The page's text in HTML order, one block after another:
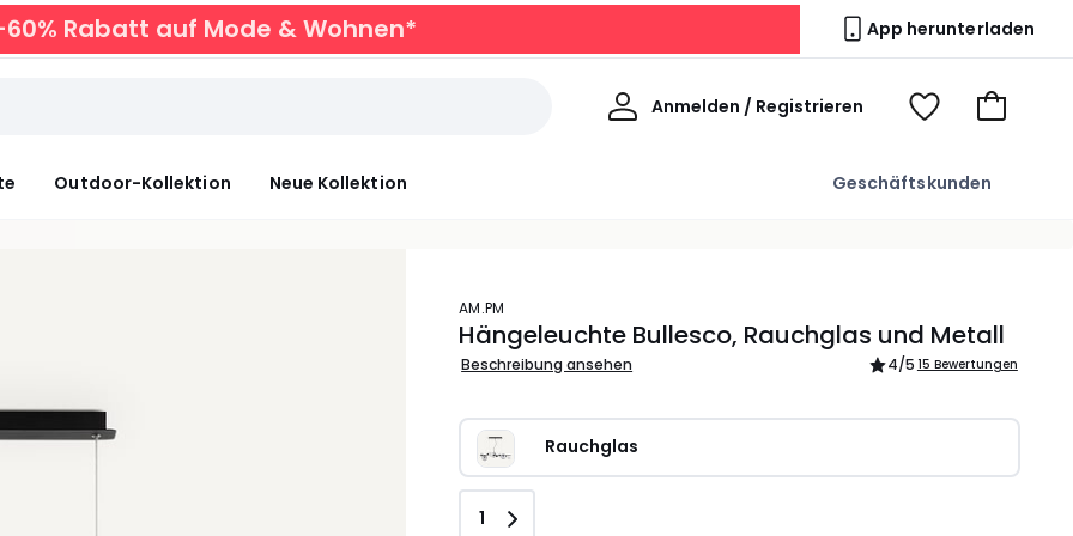
-60% Rabatt auf Mode & Wohnen* App herunterladen
Outdoor-Kollektion Neue Kollektion Geschäftskunden
Anmelden / Registrieren
Willkommen
Voir
Zum
AM.PM
Hängeleuchte Bullesco, Rauchglas und Metall
Beschreibung ansehen 4/5 15 Bewertungen
Rauchglas
Anzahl
1